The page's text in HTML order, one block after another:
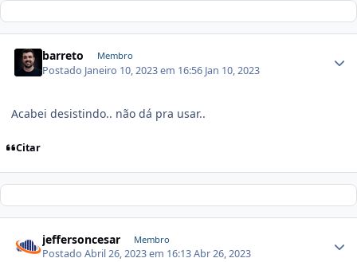
barreto Membro
Postado Janeiro 10, 2023 em 16:56 Jan 10, 2023
Acabei desistindo.. não dá pra usar..
Citar
jeffersoncesar Membro
PostadoAbril 26, 2023 em 16:13Abr 26, 2023